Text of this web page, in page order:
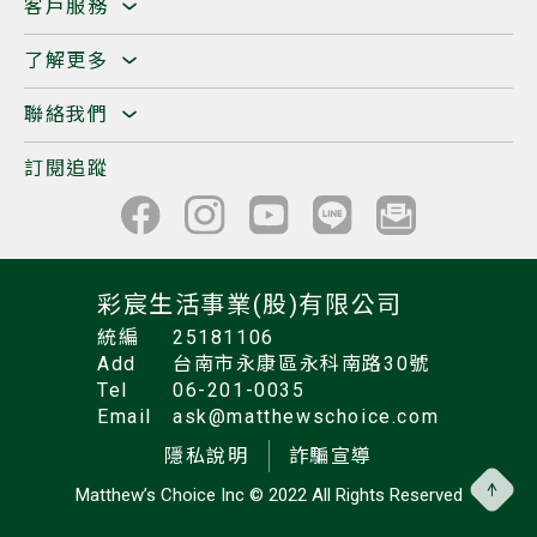
客戶服務
了解更多
聯絡我們
訂閱追蹤
彩宸生活事業(股)有限公司
統編
25181106
Add
台南市永康區永科南路30號
Tel
06-201-0035
Email
ask@matthewschoice.com
隱私說明
詐騙宣導
Matthew’s Choice Inc © 2022 All Rights Reserved